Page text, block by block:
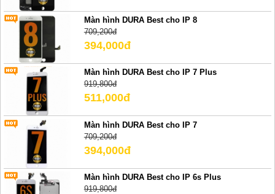
Màn hình DURA Best cho IP 8
709,200đ
394,000đ
Màn hình DURA Best cho IP 7 Plus
919,800đ
511,000đ
Màn hình DURA Best cho IP 7
709,200đ
394,000đ
Màn hình DURA Best cho IP 6s Plus
919,800đ